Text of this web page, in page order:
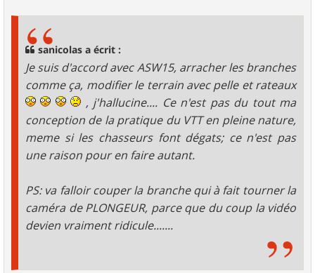
sanicolas a écrit :
Je suis d'accord avec ASW15, arracher les branches
comme ça, modifier le terrain avec pelle et rateaux
, j'hallucine.... Ce n'est pas du tout ma
conception de la pratique du VTT en pleine nature,
meme si les chasseurs font dégats; ce n'est pas
une raison pour en faire autant.
PS: va falloir couper la branche qui à fait tourner la
caméra de PLONGEUR, parce que du coup la vidéo
devien vraiment ridicule.......